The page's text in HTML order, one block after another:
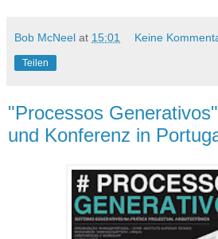
Bob McNeel at 15:01 Keine
Teilen
"Processos
und Konferenz in